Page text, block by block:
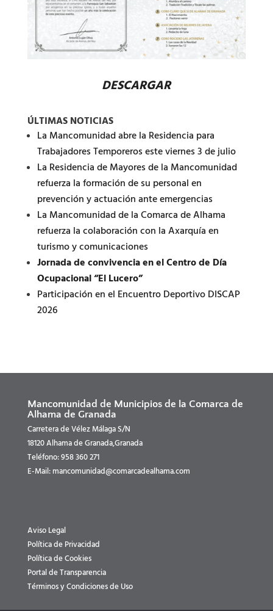
DESCARGAR
ÚLTIMAS NOTICIAS
La Mancomunidad abre la Residencia para
Trabajadores Temporeros este viernes 3 de julio
La Residencia de Mayores de la Mancomunidad
refuerza la formación de su personal en
prevención y actuación ante emergencias
La Mancomunidad de la Comarca de Alhama
refuerza la colaboración con la Axarquía en
turismo y comunicaciones
Jornada de convivencia en el Centro de Día
Ocupacional “El Lucero”
Participación en el Encuentro Deportivo DISCAP
2026
Mancomunidad de Municipios de la Comarca de
Alhama de Granada
Carretera de Vélez Málaga S/N
18120 Alhama de Granada,Granada
Teléfono: 958 360 271
E-Mail: mancomunidad@comarcadealhama.com
Aviso Legal
Política de Privacidad
Política de Cookies
Portal de Transparencia
Términos y Condiciones de Uso